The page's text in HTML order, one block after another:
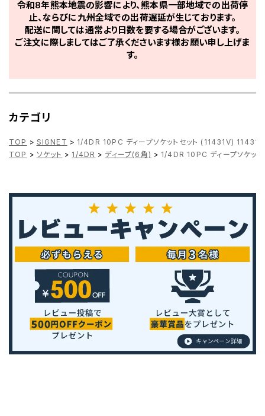
令和8年熊本地震の影響により、熊本県一部地域での出荷停
止、ならびに九州全域での出荷遅延が生じております。
配送に関しては通常より日数を要する場合がございます。
ご注文に際しましてはご了承くださいます様お願い申し上げま
す。
カテゴリ
TOP > SIGNET > 1/4DR 10PC ディープソケットセット (11431V) 11431
TOP > ソケット > 1/4DR > ディープ(6角) > 1/4DR 10PC ディープソケッ